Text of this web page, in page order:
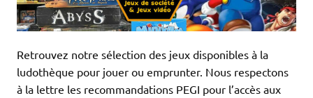
Retrouvez notre sélection des jeux disponibles à la
ludothèque pour jouer ou emprunter. Nous respectons
à la lettre les recommandations PEGI pour l’accès aux